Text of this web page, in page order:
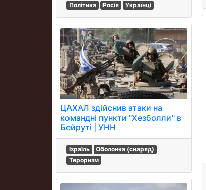
Політика Росія Українці
ЦАХАЛ здійснив атаки на
командні пункти "Хезболли" в
Бейруті | УНН
Ізраїль
Оболонка (снаряд)
Тероризм